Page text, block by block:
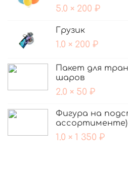
5.0 × 200 ₽
Грузик
1.0 × 200 ₽
Пакет для
шаров
2.0 × 50 ₽
Фигура на
ассортименте)
1.0 × 1 350 ₽